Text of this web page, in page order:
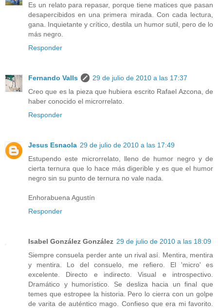
Es un relato para repasar, porque tiene matices que pasan
desapercibidos en una primera mirada. Con cada lectura,
gana. Inquietante y crítico, destila un humor sutil, pero de lo
más negro.
Responder
Fernando Valls
29 de julio de 2010 a las 17:37
Creo que es la pieza que hubiera escrito Rafael Azcona, de
haber conocido el microrrelato.
Responder
Jesus Esnaola 29 de julio de 2010 a las 17:49
Estupendo este microrrelato, lleno de humor negro y de
cierta ternura que lo hace más digerible y es que el humor
negro sin su punto de ternura no vale nada.
Enhorabuena Agustín
Responder
Isabel González González 29 de julio de 2010 a las 18:09
Siempre consuela perder ante un rival así. Mentira, mentira
y mentira. Lo del consuelo, me refiero. El 'micro' es
excelente. Directo e indirecto. Visual e introspectivo.
Dramático y humorístico. Se desliza hacia un final que
temes que estropee la historia. Pero lo cierra con un golpe
de varita de auténtico mago. Confieso que era mi favorito.